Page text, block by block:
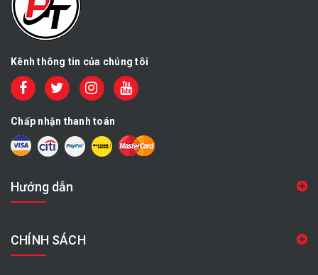
Kênh thông tin của chúng tôi
Chấp nhận thanh toán
Hướng dẫn
CHÍNH SÁCH